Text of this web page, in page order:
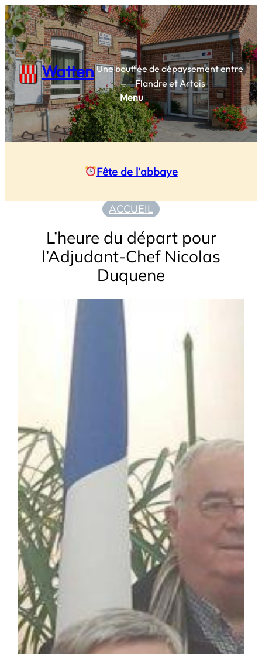
Aller
au
contenu
Watten Une bouffée de dépaysement entre
Flandre et Artois
Menu
Fête de l’abbaye
ACCUEIL
L’heure du départ pour
l’Adjudant-Chef Nicolas
Duquene